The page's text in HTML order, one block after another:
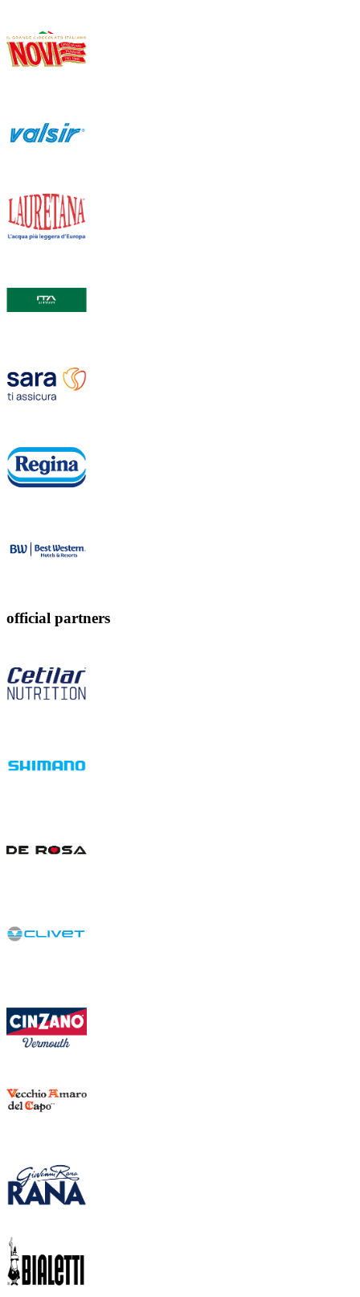
official partners